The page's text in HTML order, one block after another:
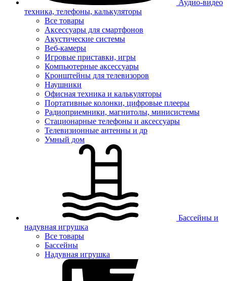
Аудио-видео
техника, телефоны, калькуляторы
Все товары
Аксессуары для смартфонов
Акустические системы
Веб-камеры
Игровые приставки, игры
Компьютерные аксессуары
Кронштейны для телевизоров
Наушники
Офисная техника и калькуляторы
Портативные колонки, цифровые плееры
Радиоприемники, магнитолы, минисистемы
Стационарные телефоны и аксессуары
Телевизионные антенны и др
Умный дом
Бассейны и
надувная игрушка
Все товары
Бассейны
Надувная игрушка